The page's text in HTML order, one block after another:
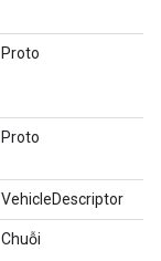
Proto
Proto
VehicleDescriptor
Chuỗi